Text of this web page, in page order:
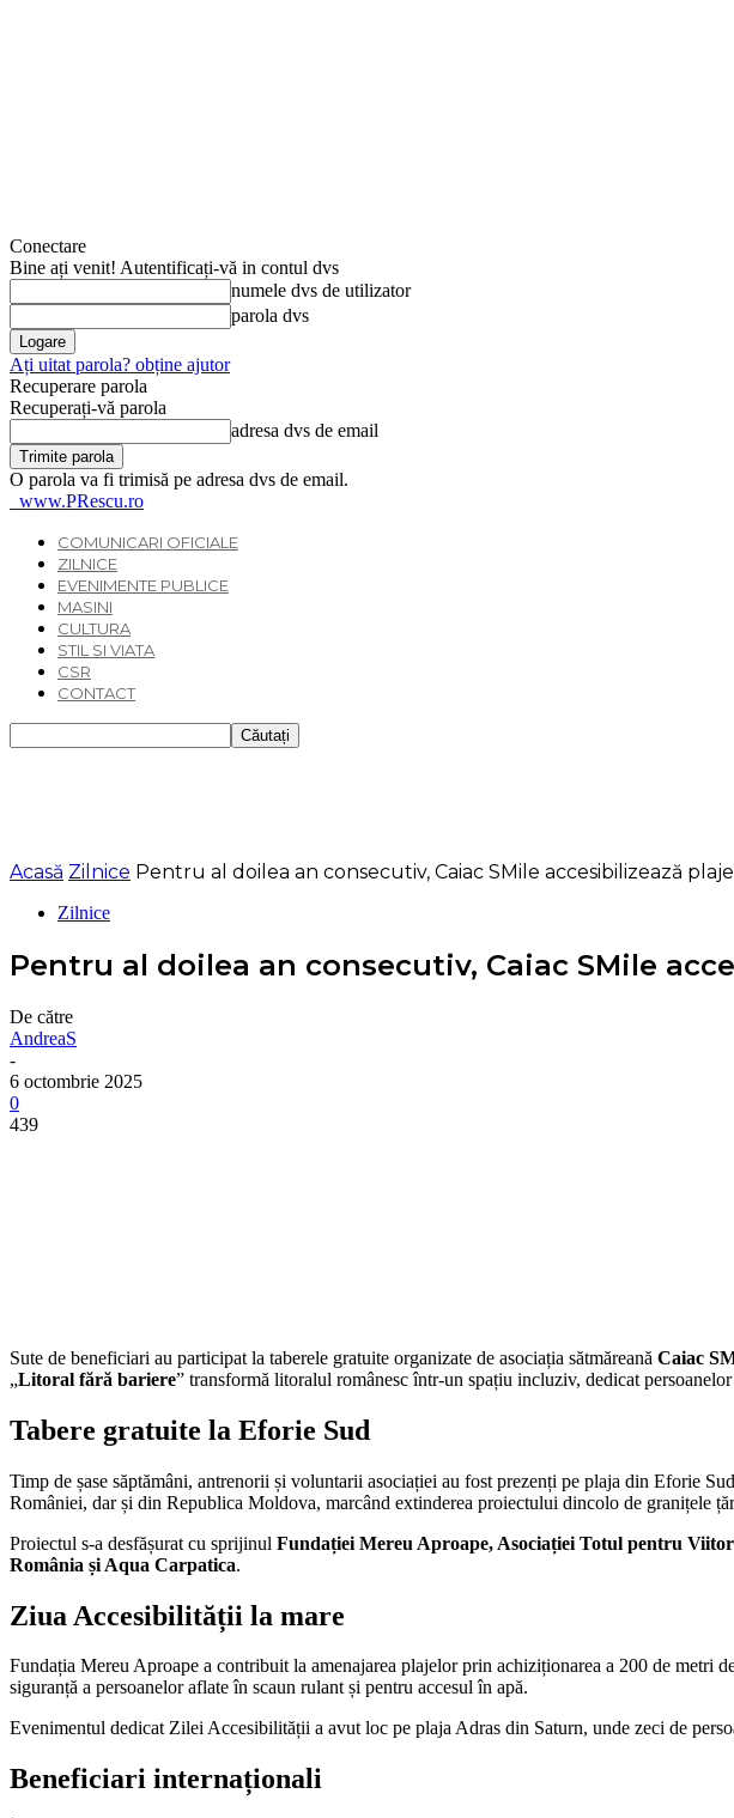
Conectare
Bine ați venit! Autentificați-vă in contul dvs
numele dvs de utilizator
parola dvs
Ați uitat parola? obține ajutor
Recuperare parola
Recuperați-vă parola
adresa dvs de email
O parola va fi trimisă pe adresa dvs de email.
www.PRescu.ro
COMUNICARI OFICIALE
ZILNICE
EVENIMENTE PUBLICE
MASINI
CULTURA
STIL SI VIATA
CSR
CONTACT
Acasă Zilnice Pentru al doilea an consecutiv, Caiac SMile accesibilizează
Zilnice
Pentru al doilea an consecutiv, Caiac SMile
De către
AndreaS
-
6 octombrie 2025
0
439
Sute de beneficiari au participat la taberele gratuite organizate de asociația sătmăreană Caiac
„Litoral fără bariere” transformă litoralul românesc într-un spațiu incluziv, dedicat
Tabere gratuite la Eforie Sud
Timp de șase săptămâni, antrenorii și voluntarii asociației au fost prezenți pe plaja din Eforie
României, dar și din Republica Moldova, marcând extinderea proiectului dincolo de granițele
Proiectul s-a desfășurat cu sprijinul Fundației Mereu Aproape, Asociației Totul pentru
România și Aqua Carpatica.
Ziua Accesibilității la mare
Fundația Mereu Aproape a contribuit la amenajarea plajelor prin achiziționarea a 200 de metri
siguranță a persoanelor aflate în scaun rulant și pentru accesul în apă.
Evenimentul dedicat Zilei Accesibilității a avut loc pe plaja Adras din Saturn, unde zeci de
Beneficiari internaționali